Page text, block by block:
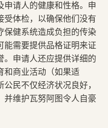
申请人的健康和性格。申
受体检，以确保他们没有
保健系统造成负担的传染
能需要提供品格证明来证
。申请人还应提供详细的
和商业活动（如果适
民不仅经济状况良好，
并维护瓦努阿图令人自豪